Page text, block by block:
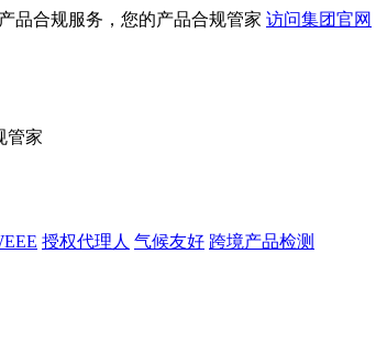
品合规服务，您的产品合规管家 访问集团官网
管家
授权代理人 气候友好 跨境产品检测